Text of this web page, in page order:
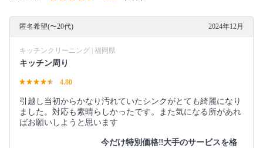
匿名希望(〜20代) 2024年12月
キッチンクリーニング | 福岡県
キッチン周り
4.80
引越し当初からかなり汚れていたシンクがとても綺麗になり
ました。対応も素晴らしかったです。また気になる所があれ
ばお願いしようと思います
今だけ特別価格‼️大手のサービスを格